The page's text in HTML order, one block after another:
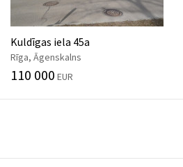
Kuldīgas iela 45a
Rīga, Āgenskalns
110 000 EUR